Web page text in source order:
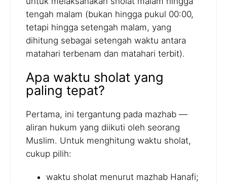
tengah malam (bukan hingga pukul 00:00,
tetapi hingga setengah malam, yang
dihitung sebagai setengah waktu antara
matahari terbenam dan matahari terbit).
Apa waktu sholat yang
paling tepat?
Pertama, ini tergantung pada mazhab —
aliran hukum yang diikuti oleh seorang
Muslim. Untuk menghitung waktu sholat,
cukup pilih:
waktu sholat menurut mazhab Hanafi;